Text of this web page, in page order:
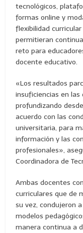
tecnológicos,
formas online y
flexibilidad
permitieran
reto para
docente educativo.
«Los resultados
insuficiencias en
profundizando
acuerdo con las
universitaria, para
información y las
profesionales»,
Coordinadora de
Ambas docentes
curriculares que de
su vez, condujeron
modelos
manera continua a